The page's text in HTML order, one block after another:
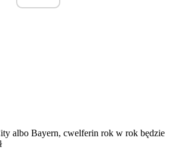
albo Bayern, cwelferin rok w rok będzie